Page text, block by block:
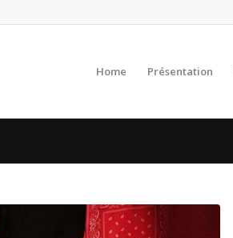
Home Présentation